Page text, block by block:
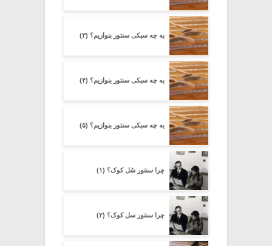
به چه سبکی سنتور بنوازیم؟ (۳)
به چه سبکی سنتور بنوازیم؟ (۴)
به چه سبکی سنتور بنوازیم؟ (۵)
چرا سنتورِ سُل کوک؟ (۱)
چرا سنتور سل کوک؟ (۲)